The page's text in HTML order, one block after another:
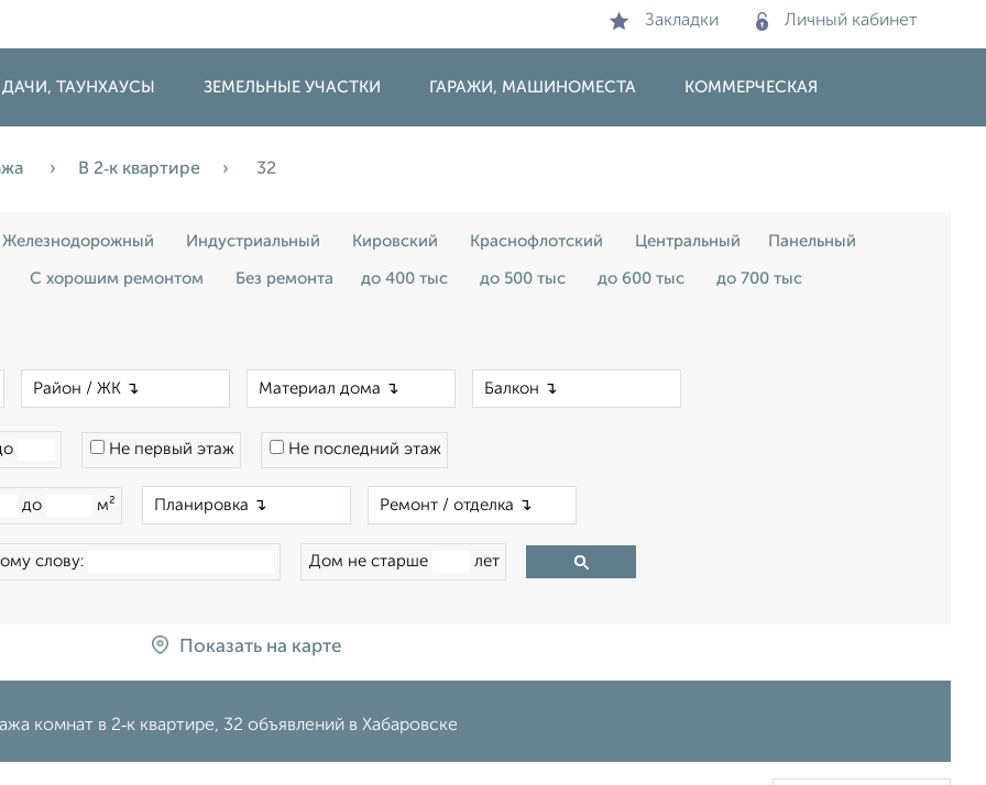
Закладки Личный кабинет
ТАУНХАУСЫ ЗЕМЕЛЬНЫЕ УЧАСТКИ ГАРАЖИ, МАШИНОМЕСТА КОММЕРЧЕСКАЯ
В 2‑к квартире 32
Железнодорожный Индустриальный Кировский Краснофлотский Центральный Панельный
С хорошим ремонтом Без ремонта до 400 тыс до 500 тыс до 600 тыс до 700 тыс
Не первый этаж Не последний этаж
до м²
слову: Дом не старше лет
Показать на карте
комнат в 2‑к квартире, 32 объявлений в Хабаровске